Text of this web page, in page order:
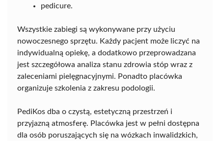
pedicure.
Wszystkie zabiegi są wykonywane przy użyciu
nowoczesnego sprzętu. Każdy pacjent może liczyć na
indywidualną opiekę, a dodatkowo przeprowadzana
jest szczegółowa analiza stanu zdrowia stóp wraz z
zaleceniami pielęgnacyjnymi. Ponadto placówka
organizuje szkolenia z zakresu podologii.
PediKos dba o czystą, estetyczną przestrzeń i
przyjazną atmosferę. Placówka jest w pełni dostępna
dla osób poruszających się na wózkach inwalidzkich,